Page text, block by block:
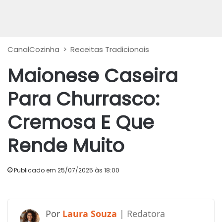
CanalCozinha > Receitas Tradicionais
Maionese Caseira
Para Churrasco:
Cremosa E Que
Rende Muito
Publicado em 25/07/2025 às 18:00
Laura Souza